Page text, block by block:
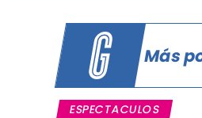
Más
ESPECTACULOS